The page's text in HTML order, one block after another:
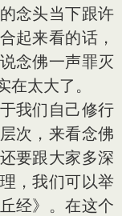
念头当下跟许
起来看的话，
念佛一声罪灭
太大了。
我们自己修行
次，来看念佛
要跟大家多深
，我们可以举
经》。在这个